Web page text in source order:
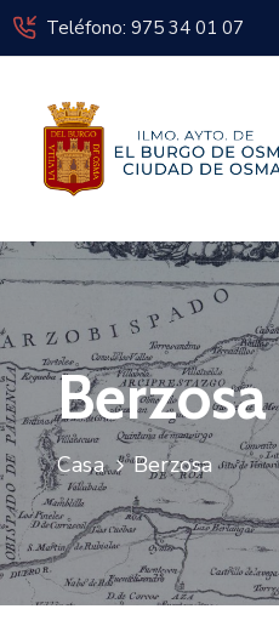
Teléfono: 975 34 01 07
Berzosa
Casa Berzosa